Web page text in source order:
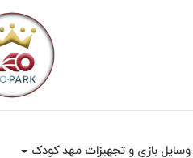
وسایل بازی و تجهیزات مهد کودک